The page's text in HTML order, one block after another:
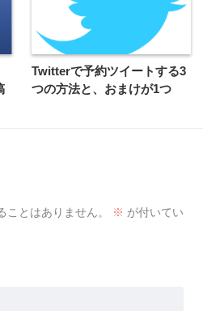
Twitterで予約ツイートする3
つの方法と、おまけが1つ
とはありません。 ※ が付いてい